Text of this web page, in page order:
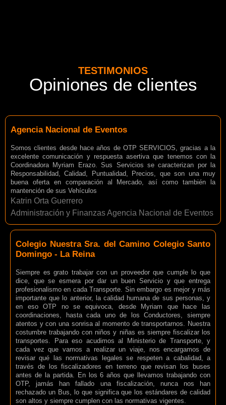
TESTIMONIOS
Opiniones de clientes
Agencia Nacional de Eventos
Somos clientes desde hace años de OTP SERVICIOS, gracias a la
excelente comunicación y respuesta asertiva que tenemos con la
Coordinadora Myriam Erazo. Sus Servicios se caracterizan por la
Responsabilidad, Calidad, Puntualidad, Precios, que son una muy
buena oferta en comparación al Mercado, así como también la
mantención de sus Vehículos
Katrin Orta Guerrero
Administración y Finanzas Agencia Nacional de Eventos
Colegio Nuestra Sra. del Camino Colegio Santo
Domingo - La Reina
Siempre es grato trabajar con un proveedor que cumple lo que
dice, que se esmera por dar un buen Servicio y que entrega
profesionalismo en cada Transporte. Sin embargo es mejor y más
importante que lo anterior, la calidad humana de sus personas, y
en eso OTP no se equivoca, desde Myriam que hace las
coordinaciones, hasta cada uno de los Conductores, siempre
atentos y con una sonrisa al momento de transportarnos. Nuestra
costumbre trabajando con niños y niñas es siempre fiscalizar los
transportes. Para eso acudimos al Ministerio de Transporte, y
cada vez que vamos a realizar un viaje, nos encargamos de
revisar qué las normativas legales se respeten a cabalidad, a
través de los fiscalizadores en terreno que revisan los buses
antes de la partida. En los 6 años que llevamos trabajando con
OTP, jamás han fallado una fiscalización, nunca nos han
rechazado un Bus, lo que significa que los estándares de calidad
son altos y siempre cumplen con las normativas vigentes.